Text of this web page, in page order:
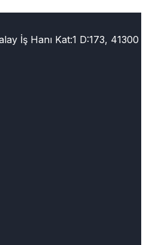
İş Hanı Kat:1 D:173, 41300